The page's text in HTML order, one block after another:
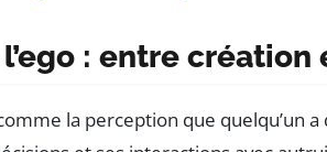
: entre
la perception que quelqu’un